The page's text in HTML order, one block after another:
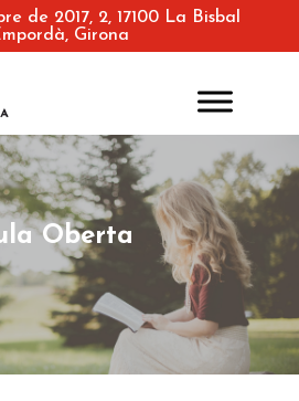
de 2017, 2, 17100 La Bisbal
Girona
Oberta